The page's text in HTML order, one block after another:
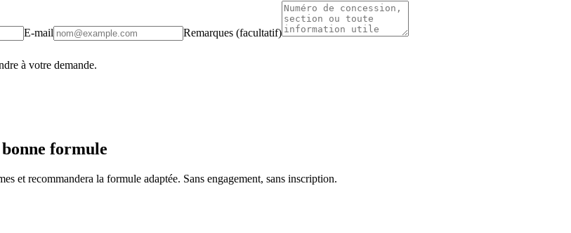
E-mail Remarques (facultatif)
à votre demande.
formule
et recommandera la formule adaptée. Sans engagement, sans inscription.